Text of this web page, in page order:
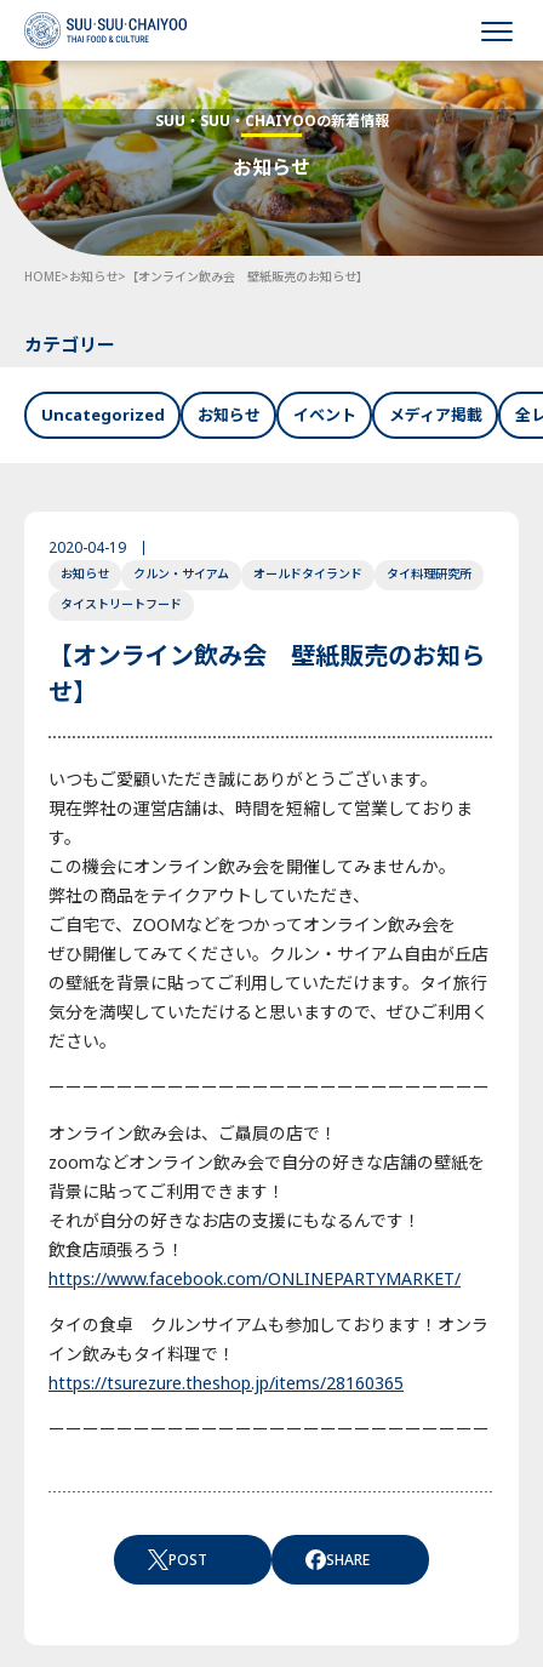
HOME
会社概要
事業内容
採用情報
お知らせ
お問い合わせ
English Japanese Thai
SUU・SUU・CHAIYOOの新着情報
お知らせ
HOME>お知らせ> 【オンライン飲み会 壁紙販売のお知らせ】
カテゴリー
Uncategorized お知らせ イベント メディア掲載 全
2020-04-19
お知らせ クルン・サイアム オールドタイランド
タイ料理研究所
タイストリートフード
【オンライン飲み会 壁紙販売のお知ら
せ】
いつもご愛顧いただき誠にありがとうございます。
現在弊社の運営店舗は、時間を短縮して営業しておりま
す。
この機会にオンライン飲み会を開催してみませんか。
弊社の商品をテイクアウトしていただき、
ご自宅で、ZOOMなどをつかってオンライン飲み会を
ぜひ開催してみてください。クルン・サイアム自由が丘店
の壁紙を背景に貼ってご利用していただけます。タイ旅行
気分を満喫していただけると思いますので、ぜひご利用く
ださい。
ーーーーーーーーーーーーーーーーーーーーーーーーーー
オンライン飲み会は、ご贔屓の店で！
zoomなどオンライン飲み会で自分の好きな店舗の壁紙を
背景に貼ってご利用できます！
それが自分の好きなお店の支援にもなるんです！
飲食店頑張ろう！
https://www.facebook.com/ONLINEPARTYMARKET/
タイの食卓 クルンサイアムも参加しております！オンラ
イン飲みもタイ料理で！
https://tsurezure.theshop.jp/items/28160365
ーーーーーーーーーーーーーーーーーーーーーーーーーー
POST SHARE